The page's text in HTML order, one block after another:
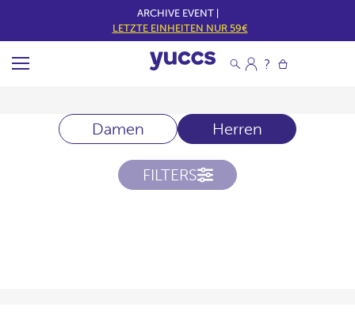
ARCHIVE EVENT |
LETZTE EINHEITEN NUR 59€
Damen Herren
FILTERS